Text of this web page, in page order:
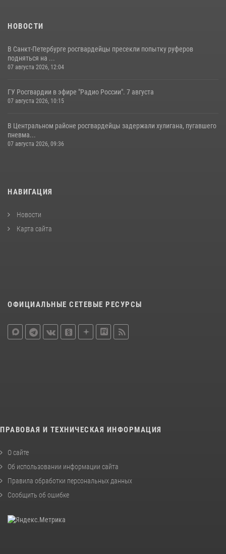
НОВОСТИ
В Санкт-Петербурге росгвардейцы пресекли попытку руферов
подняться на ...
07 августа 2026, 12:04
ГУ Росгвардии в эфире "Радио России". 7 августа
07 августа 2026, 10:15
В Центральном районе росгвардейцы задержали хулигана, пугавшего
пневма...
07 августа 2026, 09:36
НАВИГАЦИЯ
Новости
Карта сайта
ОФИЦИАЛЬНЫЕ СЕТЕВЫЕ РЕСУРСЫ
ПРАВОВАЯ И ТЕХНИЧЕСКАЯ ИНФОРМАЦИЯ
О сайте
Об использовании информации сайта
Правила обработки персональных данных
Сообщить об ошибке